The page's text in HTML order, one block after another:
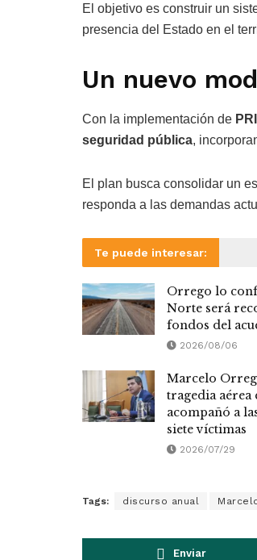
El objetivo es construir un
presencia del Estado en el
Un nuevo
Con la implementación de
seguridad pública,
El plan busca consolidar un
responda a las demandas
Te puede interesar:
Orrego lo
Norte será
fondos del
2026/08/06
Marcelo
tragedia aérea
acompañó a
siete víctimas
2026/07/29
Tags: discurso anual
Enviar